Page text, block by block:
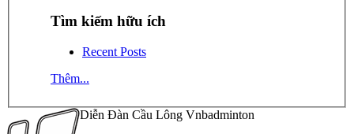
Tìm kiếm hữu ích
Recent Posts
Thêm...
Diễn Đàn Cầu Lông Vnbadminton